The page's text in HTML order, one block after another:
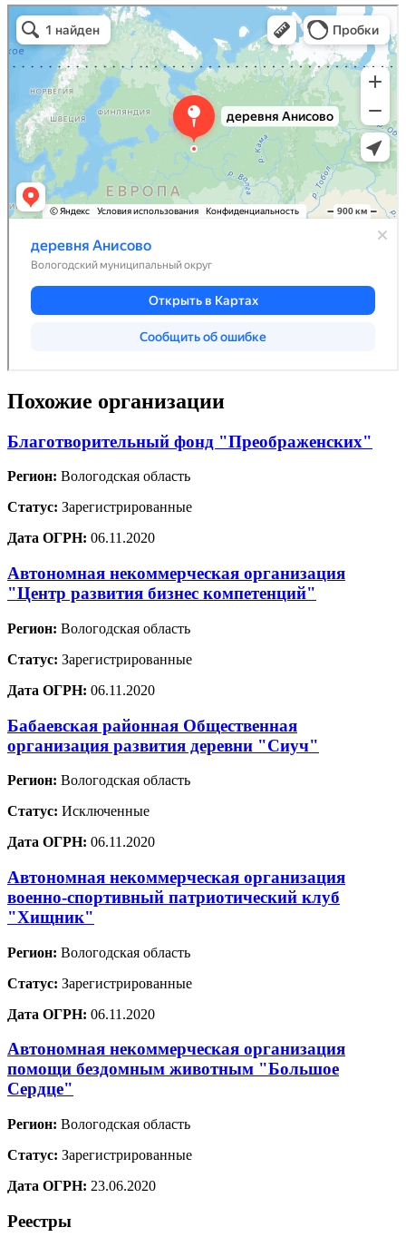
Похожие организации
Благотворительный фонд "Преображенских"
Регион: Вологодская область
Статус: Зарегистрированные
Дата ОГРН: 06.11.2020
Автономная некоммерческая организация
"Центр развития бизнес компетенций"
Регион: Вологодская область
Статус: Зарегистрированные
Дата ОГРН: 06.11.2020
Бабаевская районная Общественная
организация развития деревни "Сиуч"
Регион: Вологодская область
Статус: Исключенные
Дата ОГРН: 06.11.2020
Автономная некоммерческая организация
военно-спортивный патриотический клуб
"Хищник"
Регион: Вологодская область
Статус: Зарегистрированные
Дата ОГРН: 06.11.2020
Автономная некоммерческая организация
помощи бездомным животным "Большое
Сердце"
Регион: Вологодская область
Статус: Зарегистрированные
Дата ОГРН: 23.06.2020
Реестры